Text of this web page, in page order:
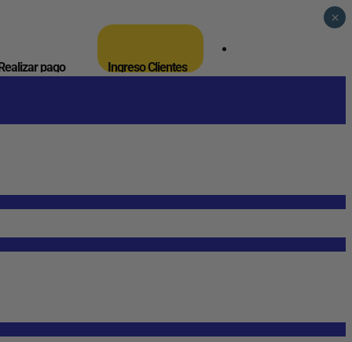
Realizar pago Ingreso Clientes
×